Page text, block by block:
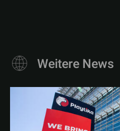
Weitere News